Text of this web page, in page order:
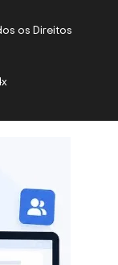
os Direitos